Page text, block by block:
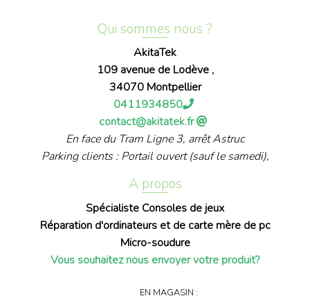
Qui sommes nous ?
AkitaTek
109 avenue de Lodève ,
34070 Montpellier
0411934850
contact@akitatek.fr
En face du Tram Ligne 3, arrêt Astruc
Parking clients : Portail ouvert (sauf le samedi),
A propos
Spécialiste Consoles de jeux
Réparation d'ordinateurs et de carte mère de pc
Micro-soudure
Vous souhaitez nous envoyer votre produit?
EN MAGASIN :